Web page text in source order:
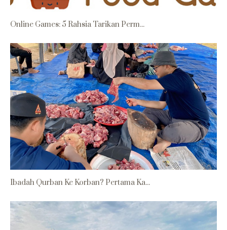
Online Games: 5 Rahsia Tarikan Perm...
Ibadah Qurban Ke Korban? Pertama Ka...